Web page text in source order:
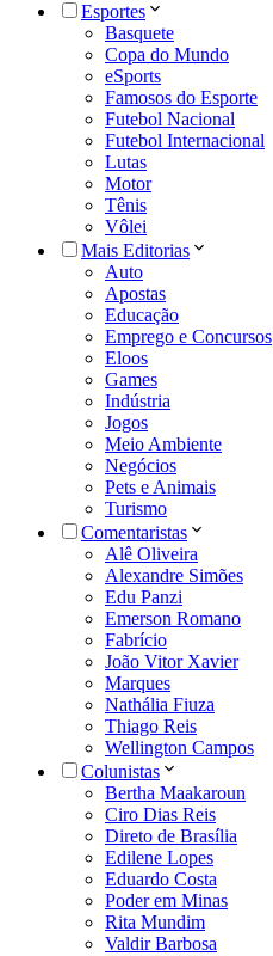
Esportes
Basquete
Copa do Mundo
eSports
Famosos do Esporte
Futebol Nacional
Futebol Internacional
Lutas
Motor
Tênis
Vôlei
Mais Editorias
Auto
Apostas
Educação
Emprego e Concursos
Eloos
Games
Indústria
Jogos
Meio Ambiente
Negócios
Pets e Animais
Turismo
Comentaristas
Alê Oliveira
Alexandre Simões
Edu Panzi
Emerson Romano
Fabrício
João Vitor Xavier
Marques
Nathália Fiuza
Thiago Reis
Wellington Campos
Colunistas
Bertha Maakaroun
Ciro Dias Reis
Direto de Brasília
Edilene Lopes
Eduardo Costa
Poder em Minas
Rita Mundim
Valdir Barbosa